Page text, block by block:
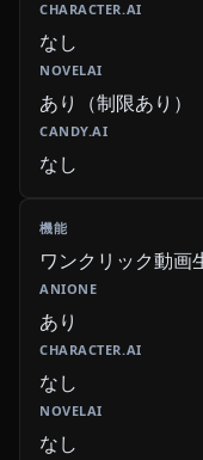
なし
あり（制限あり）
なし
ワンクリック動画
あり
なし
なし